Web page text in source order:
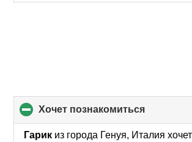
хочет познакомиться
to
collapse
Гарик из города Генуя, Италия хочет